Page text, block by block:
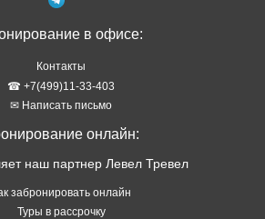
в офисе:
Контакты
☎ +7(499)11-33-403
✉ Написать письмо
онлайн:
наш партнер Левел Тревел
забронировать онлайн
Туры в рассрочку